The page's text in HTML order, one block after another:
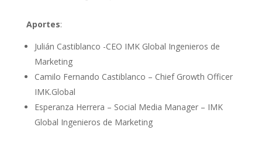
Aportes:
Julián Castiblanco -CEO IMK Global Ingenieros de
Marketing
Camilo Fernando Castiblanco – Chief Growth Officer
IMK.Global
Esperanza Herrera – Social Media Manager – IMK
Global Ingenieros de Marketing